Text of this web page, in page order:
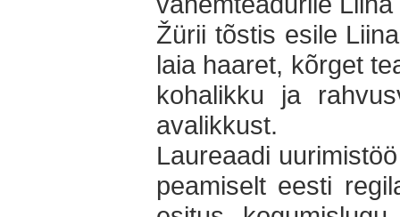
Žürii tõstis esile
laia haaret, kõrget
kohalikku ja
avalikkust.
Laureaadi
peamiselt eesti